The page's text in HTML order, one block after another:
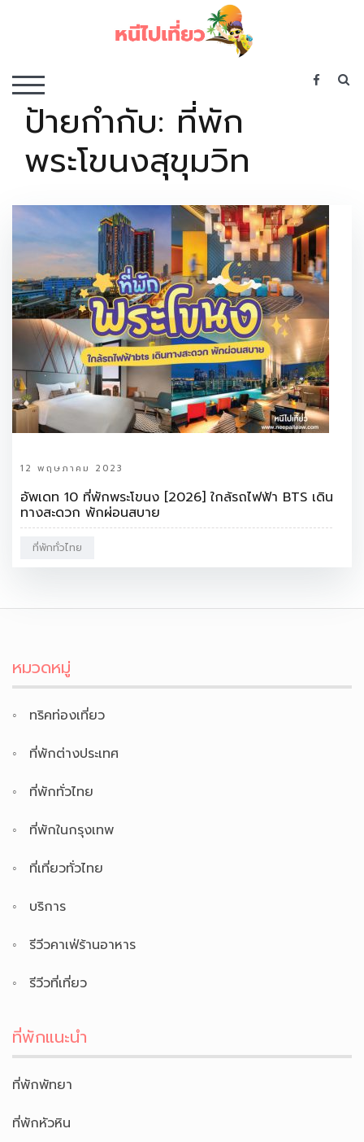
TOGGLE MOBILE MENU
ป้ายกำกับ: ที่พัก
พระโขนงสุขุมวิท
12 พฤษภาคม 2023
อัพเดท 10 ที่พักพระโขนง [2026] ใกล้รถไฟฟ้า BTS เดิน
ทางสะดวก พักผ่อนสบาย
ที่พักทั่วไทย
หมวดหมู่
ทริคท่องเที่ยว
ที่พักต่างประเทศ
ที่พักทั่วไทย
ที่พักในกรุงเทพ
ที่เที่ยวทั่วไทย
บริการ
รีวีวคาเฟ่ร้านอาหาร
รีวีวที่เที่ยว
ที่พักแนะนำ
ที่พักพัทยา
ที่พักหัวหิน